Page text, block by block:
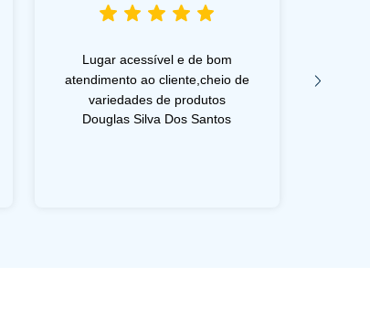
Lugar acessível e de bom
atendimento ao cliente,cheio de
variedades de produtos
Douglas Silva Dos Santos